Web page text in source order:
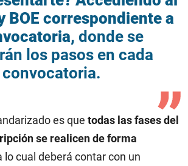
BOE correspondiente a
donde se
los pasos en cada
convocatoria.
es que todas las fases del
se realicen de forma
lo cual deberá contar con un